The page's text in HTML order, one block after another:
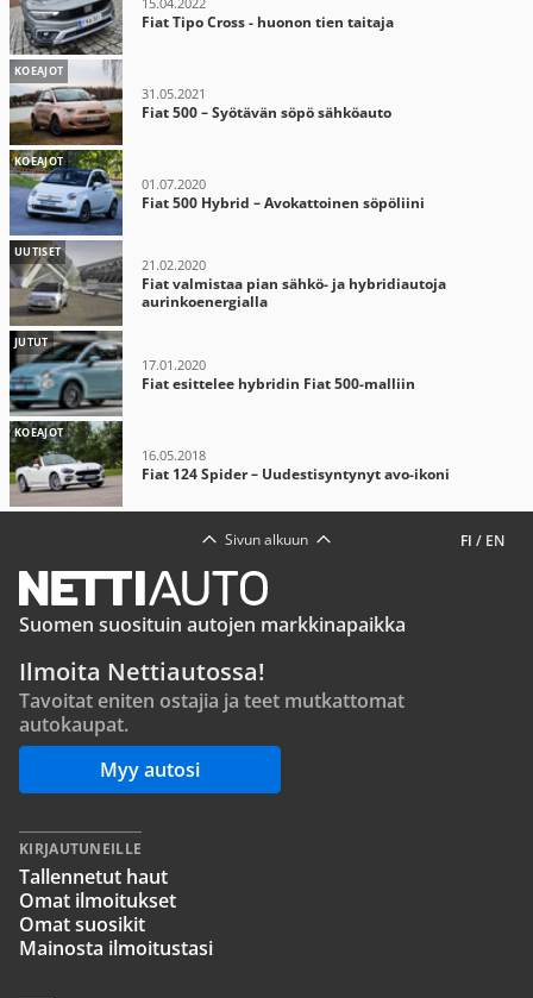
Fiat Tipo Cross - huonon tien taitaja
KOEAJOT
31.05.2021
Fiat 500 – Syötävän söpö sähköauto
KOEAJOT
01.07.2020
Fiat 500 Hybrid – Avokattoinen söpöliini
UUTISET
21.02.2020
Fiat valmistaa pian sähkö- ja hybridiautoja
aurinkoenergialla
JUTUT
17.01.2020
Fiat esittelee hybridin Fiat 500-malliin
KOEAJOT
16.05.2018
Fiat 124 Spider – Uudestisyntynyt avo-ikoni
FI / EN
Sivun alkuun
Suomen suosituin autojen markkinapaikka
Ilmoita Nettiautossa!
Tavoitat eniten ostajia ja teet mutkattomat
autokaupat.
Myy autosi
KIRJAUTUNEILLE
Tallennetut haut
Omat ilmoitukset
Omat suosikit
Mainosta ilmoitustasi